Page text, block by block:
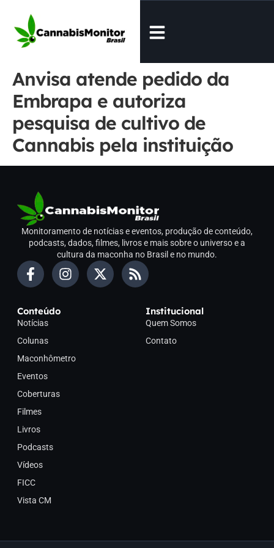
Anvisa atende pedido da
Embrapa e autoriza
pesquisa de cultivo de
Cannabis pela instituição
Monitoramento de notícias e eventos, produção de conteúdo,
podcasts, dados, filmes, livros e mais sobre o universo e a
cultura da maconha no Brasil e no mundo.
Conteúdo
Notícias
Colunas
Maconhômetro
Eventos
Coberturas
Filmes
Livros
Podcasts
Vídeos
FICC
Vista CM
Institucional
Quem Somos
Contato